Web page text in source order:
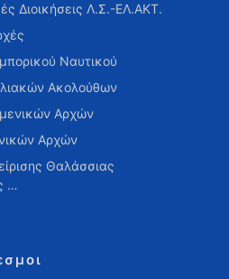
Διοικήσεις Λ.Σ.-ΕΛ.ΑΚΤ.
Ναυτικού
Ακολούθων
Αρχών
Αρχών
Θαλάσσιας
…